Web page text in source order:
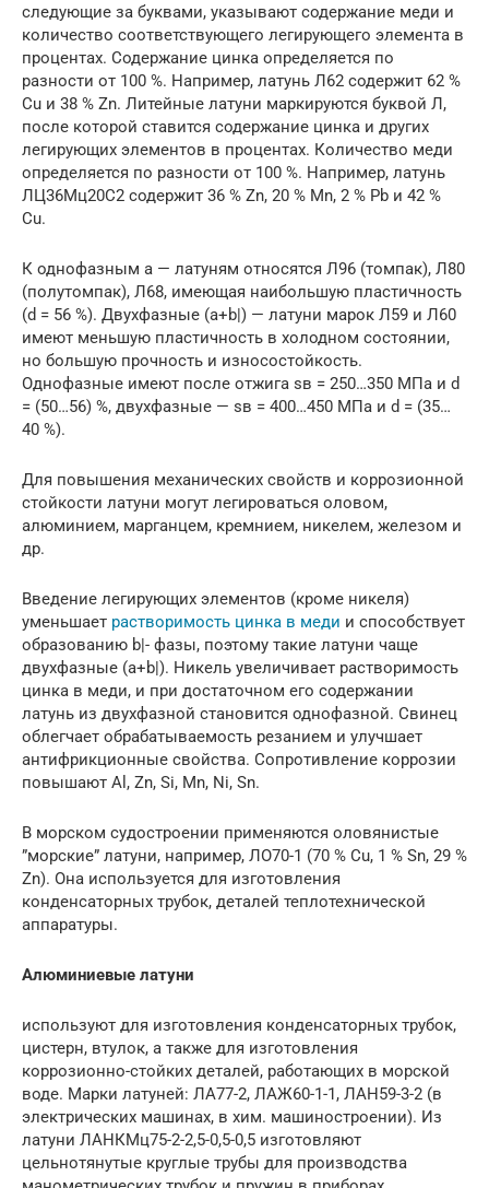
следующие за буквами, указывают содержание меди и
количество соответствующего легирующего элемента в
процентах. Содержание цинка определяется по
разности от 100 %. Например, латунь Л62 содержит 62 %
Сu и 38 % Zn. Литейные латуни маркируются буквой Л,
после которой ставится содержание цинка и других
легирующих элементов в процентах. Количество меди
определяется по разности от 100 %. Например, латунь
ЛЦ36Мц20С2 содержит 36 % Zn, 20 % Mn, 2 % Pb и 42 %
Сu.
К однофазным a — латуням относятся Л96 (томпак), Л80
(полутомпак), Л68, имеющая наибольшую пластичность
(d = 56 %). Двухфазные (a+b|) — латуни марок Л59 и Л60
имеют меньшую пластичность в холодном состоянии,
но большую прочность и износостойкость.
Однофазные имеют после отжига sв = 250…350 МПа и d
= (50…56) %, двухфазные — sв = 400…450 МПа и d = (35…
40 %).
Для повышения механических свойств и коррозионной
стойкости латуни могут легироваться оловом,
алюминием, марганцем, кремнием, никелем, железом и
др.
Введение легирующих элементов (кроме никеля)
уменьшает растворимость цинка в меди и способствует
образованию b|- фазы, поэтому такие латуни чаще
двухфазные (a+b|). Никель увеличивает растворимость
цинка в меди, и при достаточном его содержании
латунь из двухфазной становится однофазной. Свинец
облегчает обрабатываемость резанием и улучшает
антифрикционные свойства. Сопротивление коррозии
повышают Al, Zn, Si, Mn, Ni, Sn.
В морском судостроении применяются оловянистые
”морские” латуни, например, ЛО70-1 (70 % Сu, 1 % Sn, 29 %
Zn). Она используется для изготовления
конденсаторных трубок, деталей теплотехнической
аппаратуры.
Алюминиевые латуни
используют для изготовления конденсаторных трубок,
цистерн, втулок, а также для изготовления
коррозионно-стойких деталей, работающих в морской
воде. Марки латуней: ЛА77-2, ЛАЖ60-1-1, ЛАН59-3-2 (в
электрических машинах, в хим. машиностроении). Из
латуни ЛАНКМц75-2-2,5-0,5-0,5 изготовляют
цельнотянутые круглые трубы для производства